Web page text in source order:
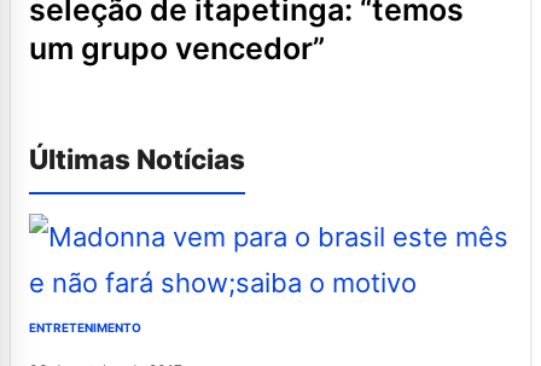
seleção de itapetinga: “temos
um grupo vencedor”
Últimas Notícias
ENTRETENIMENTO